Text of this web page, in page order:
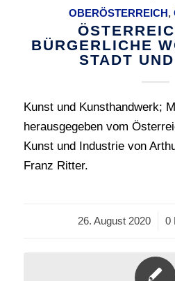
OBERÖSTERREICH,
BÜRGERLICHE
STADT
Kunst und Kunsthandwerk;
herausgegeben vom
Kunst und Industrie von
Franz Ritter.
26. August 2020
/ 0